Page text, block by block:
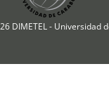
DIMETEL - Universidad